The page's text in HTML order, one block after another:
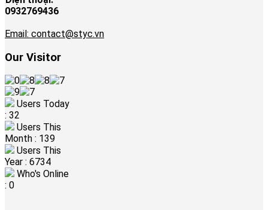
0932769436
Email: contact@styc.vn
Our Visitor
Users Today
: 32
Users This
Month : 139
Users This
Year : 6734
Who's Online
: 0